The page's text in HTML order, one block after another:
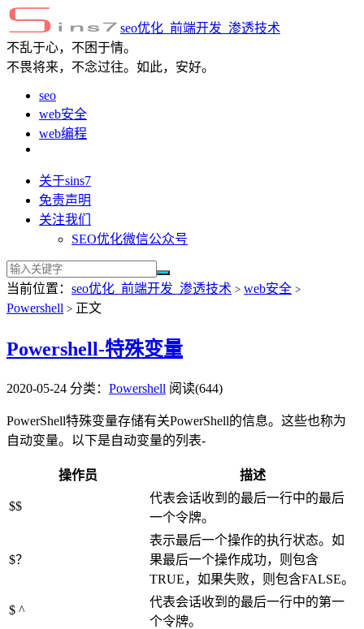
seo优化_前端开发_渗透技术
不乱于心，不困于情。
不畏将来，不念过往。如此，安好。
seo
web安全
web编程
关于sins7
免责声明
关注我们
SEO优化微信公众号
当前位置： seo优化_前端开发_渗透技术 > web安全 >
Powershell > 正文
Powershell-特殊变量
2020-05-24 分类： Powershell 阅读(644)
PowerShell特殊变量存储有关PowerShell的信息。这些也称为
自动变量。以下是自动变量的列表-
操作员 描述
$$
代表会话收到的最后一行中的最后
一个令牌。
$？
表示最后一个操作的执行状态。如
果最后一个操作成功，则包含
TRUE，如果失败，则包含FALSE。
$ ^
代表会话收到的最后一行中的第一
个令牌。